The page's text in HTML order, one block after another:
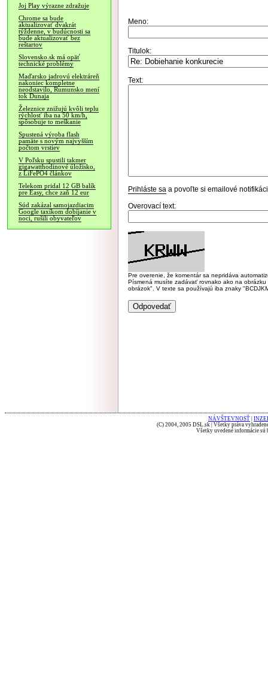
Joj Play výrazne zdražuje
Chrome sa bude
aktualizovať dvakrát
týždenne, v budúcnosti sa
bude aktualizovať bez
reštartov
Slovensko.sk má opäť
technické problémy
Maďarsko jadrovú elektráreň
nakoniec kompletne
neodstavilo, Rumunsko mení
tok Dunaja
Železnice znižujú kvôli teplu
rýchlosť iba na 50 km/h,
spôsobuje to meškanie
Spustená výroba flash
pamäte s novým najvyšším
počtom vrstiev
V Poľsku spustili takmer
gigawatthodinové úložisko,
z LiFePO4 článkov
Telekom pridal 12 GB balík
pre Easy, chce zaň 12 eur
Súd zakázal samojazdiacim
Google taxíkom dobíjanie v
noci, rušili obyvateľov
Meno:
Titulok:
Text:
Prihláste sa a povoľte si emailové
Overovací text:
Pre overenie, že komentár sa nepridáva
Písmená musíte zadávať rovnako ako na
obrázok". V texte sa používajú iba znaky
NÁVŠTEVNOSŤ
(C) 2004, 2005 DSL.sk | Všetky práva
Všetky uvedené informácie sú